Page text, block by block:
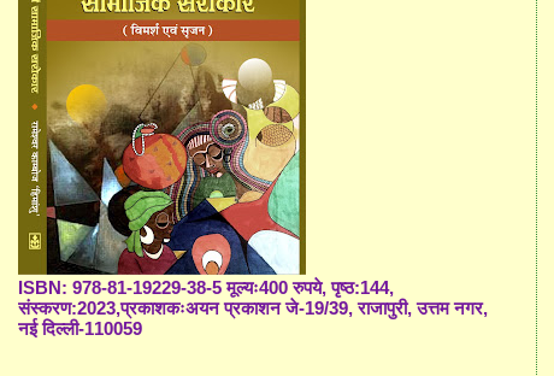
ISBN: 978-81-19229-38-5 मूल्यः400 रुपये, पृष्ठ:144,
संस्करण:2023,प्रकाशकःअयन प्रकाशन जे-19/39, राजापुरी, उत्तम नगर,
नई दिल्ली-110059